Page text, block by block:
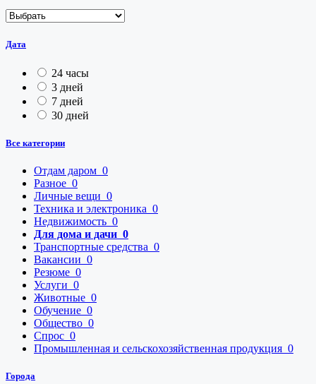
Дата
24 часы
3 дней
7 дней
30 дней
Все категории
Отдам даром 0
Разное 0
Личные вещи 0
Техника и электроника 0
Недвижимость 0
Для дома и дачи 0
Транспортные средства 0
Вакансии 0
Резюме 0
Услуги 0
Животные 0
Обучение 0
Общество 0
Спрос 0
Промышленная и сельскохозяйственная продукция 0
Города